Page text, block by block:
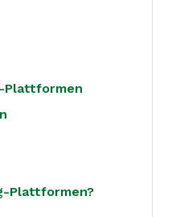
Plattformen
Plattformen?